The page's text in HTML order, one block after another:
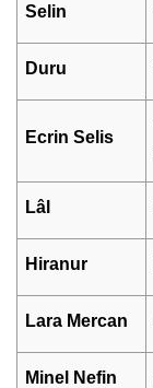
Selin
Duru
Ecrin Selis
Lâl
Hiranur
Lara Mercan
Minel Nefin